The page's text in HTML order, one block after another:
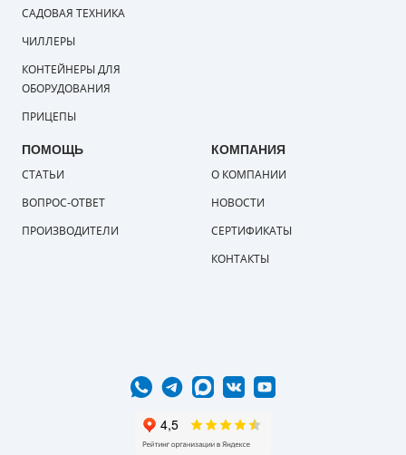
САДОВАЯ ТЕХНИКА
ЧИЛЛЕРЫ
КОНТЕЙНЕРЫ ДЛЯ
ОБОРУДОВАНИЯ
ПРИЦЕПЫ
ПОМОЩЬ
СТАТЬИ
ВОПРОС-ОТВЕТ
ПРОИЗВОДИТЕЛИ
КОМПАНИЯ
О КОМПАНИИ
НОВОСТИ
СЕРТИФИКАТЫ
КОНТАКТЫ